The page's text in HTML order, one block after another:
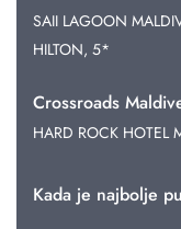
SAII LAGOON
HILTON, 5*
Crossroads
HARD ROCK HOTEL
Kada je najbolje